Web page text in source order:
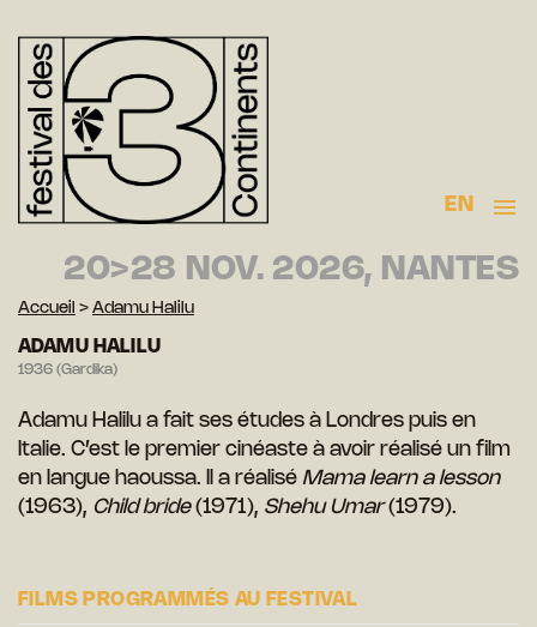
EN
20>28 NOV. 2026, NANTES
Accueil > Adamu Halilu
ADAMU HALILU
1936 (Gardika)
Adamu Halilu a fait ses études à Londres puis en
Italie. C’est le premier cinéaste à avoir réalisé un film
en langue haoussa. Il a réalisé Mama learn a lesson
(1963), Child bride(1971), Shehu Umar(1979).
FILMS PROGRAMMÉS AU FESTIVAL